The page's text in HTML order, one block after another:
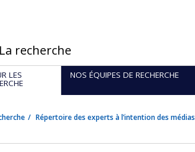
/La recherche
LES NOS ÉQUIPES DE RECHERCHE
Répertoire des experts à l’intention des médias